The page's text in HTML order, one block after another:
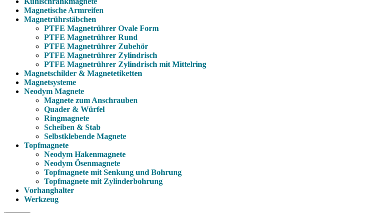
Magnetische Armreifen
Magnetrührstäbchen
PTFE Magnetrührer Ovale Form
PTFE Magnetrührer Rund
PTFE Magnetrührer Zubehör
PTFE Magnetrührer Zylindrisch
PTFE Magnetrührer Zylindrisch mit Mittelring
Magnetschilder & Magnetetiketten
Magnetsysteme
Neodym Magnete
Magnete zum Anschrauben
Quader & Würfel
Ringmagnete
Scheiben & Stab
Selbstklebende Magnete
Topfmagnete
Neodym Hakenmagnete
Neodym Ösenmagnete
Topfmagnete mit Senkung und Bohrung
Topfmagnete mit Zylinderbohrung
Vorhanghalter
Werkzeug